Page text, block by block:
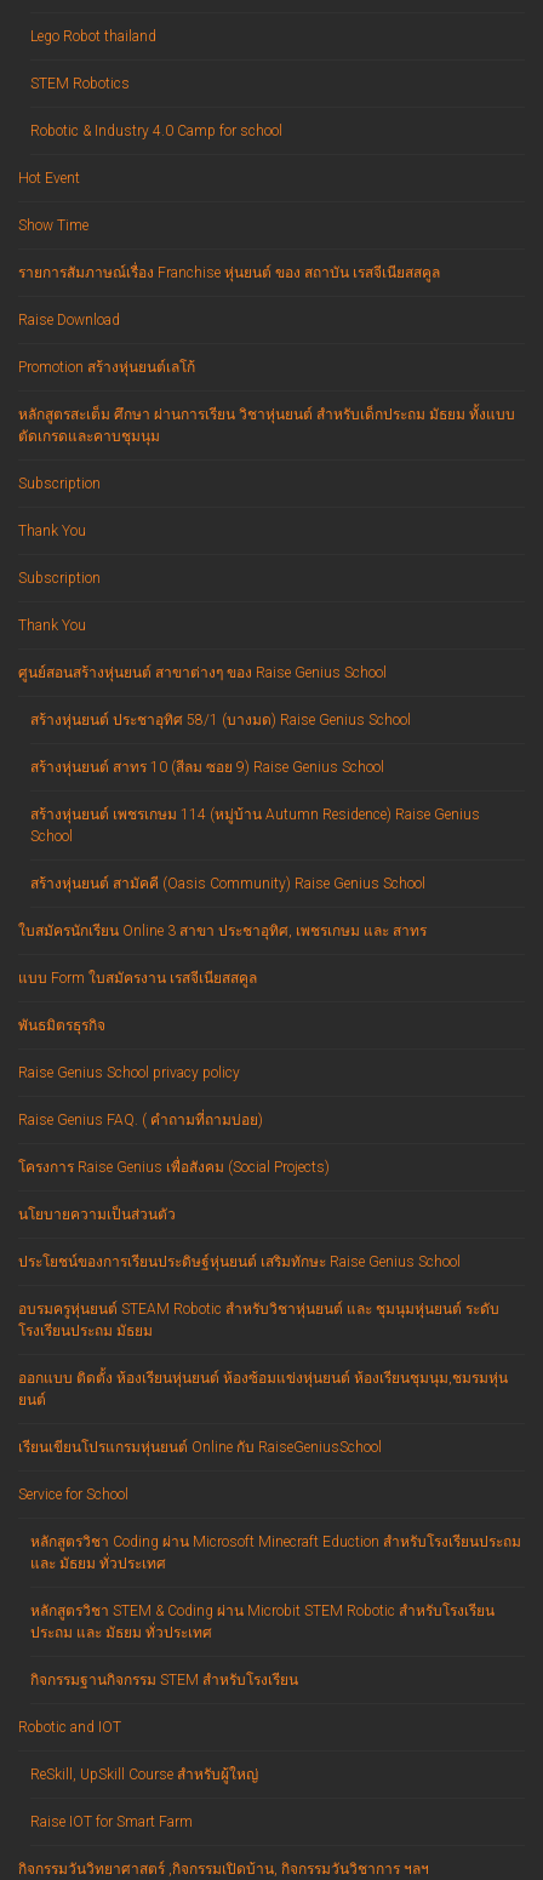
Lego Robot thailand
STEM Robotics
Robotic & Industry 4.0 Camp for school
Hot Event
Show Time
รายการสัมภาษณ์เรื่อง Franchise หุ่นยนต์ ของ สถาบัน เรสจีเนียสสคูล
Raise Download
Promotion สร้างหุ่นยนต์เลโก้
หลักสูตรสะเต็ม ศึกษา ผ่านการเรียน วิชาหุ่นยนต์ สำหรับเด็กประถม มัธยม ทั้งแบบ
ตัดเกรดและคาบชุมนุม
Subscription
Thank You
Subscription
Thank You
ศูนย์สอนสร้างหุ่นยนต์ สาขาต่างๆ ของ Raise Genius School
สร้างหุ่นยนต์ ประชาอุทิศ 58/1 (บางมด) Raise Genius School
สร้างหุ่นยนต์ สาทร 10 (สีลม ซอย 9) Raise Genius School
สร้างหุ่นยนต์ เพชรเกษม 114 (หมู่บ้าน Autumn Residence) Raise Genius
School
สร้างหุ่นยนต์ สามัคคี (Oasis Community) Raise Genius School
ใบสมัครนักเรียน Online 3 สาขา ประชาอุทิศ, เพชรเกษม และ สาทร
แบบ Form ใบสมัครงาน เรสจีเนียสสคูล
พันธมิตรธุรกิจ
Raise Genius School privacy policy
Raise Genius FAQ. ( คำถามที่ถามบ่อย)
โครงการ Raise Genius เพื่อสังคม (Social Projects)
นโยบายความเป็นส่วนตัว
ประโยชน์ของการเรียนประดิษฐ์หุ่นยนต์ เสริมทักษะ Raise Genius School
อบรมครูหุ่นยนต์ STEAM Robotic สำหรับวิชาหุ่นยนต์ และ ชุมนุมหุ่นยนต์ ระดับ
โรงเรียนประถม มัธยม
ออกแบบ ติดตั้ง ห้องเรียนหุ่นยนต์ ห้องซ้อมแข่งหุ่นยนต์ ห้องเรียนชุมนุม,ชมรมหุ่น
ยนต์
เรียนเขียนโปรแกรมหุ่นยนต์ Online กับ RaiseGeniusSchool
Service for School
หลักสูตรวิชา Coding ผ่าน Microsoft Minecraft Eduction สำหรับโรงเรียนประถม
และ มัธยม ทั่วประเทศ
หลักสูตรวิชา STEM & Coding ผ่าน Microbit STEM Robotic สำหรับโรงเรียน
ประถม และ มัธยม ทั่วประเทศ
กิจกรรมฐานกิจกรรม STEM สำหรับโรงเรียน
Robotic and IOT
ReSkill, UpSkill Course สำหรับผู้ใหญ่
Raise IOT for Smart Farm
กิจกรรมวันวิทยาศาสตร์ ,กิจกรรมเปิดบ้าน, กิจกรรมวันวิชาการ ฯลฯ